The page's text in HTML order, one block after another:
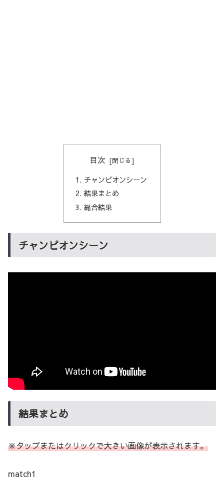
目次
チャンピオンシーン
結果まとめ
総合結果
チャンピオンシーン
結果まとめ
※タップまたはクリックで大きい画像が表示されます。
match1